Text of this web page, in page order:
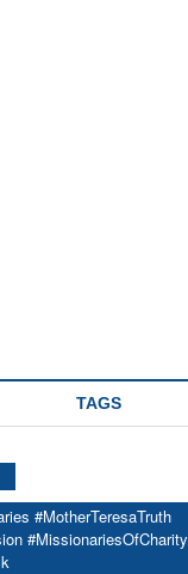
TAGS
#MotherTeresaTruth
#MissionariesOfCharity